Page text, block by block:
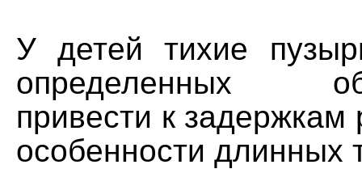
У детей тихие
определенных
привести к задержкам
особенности длинных